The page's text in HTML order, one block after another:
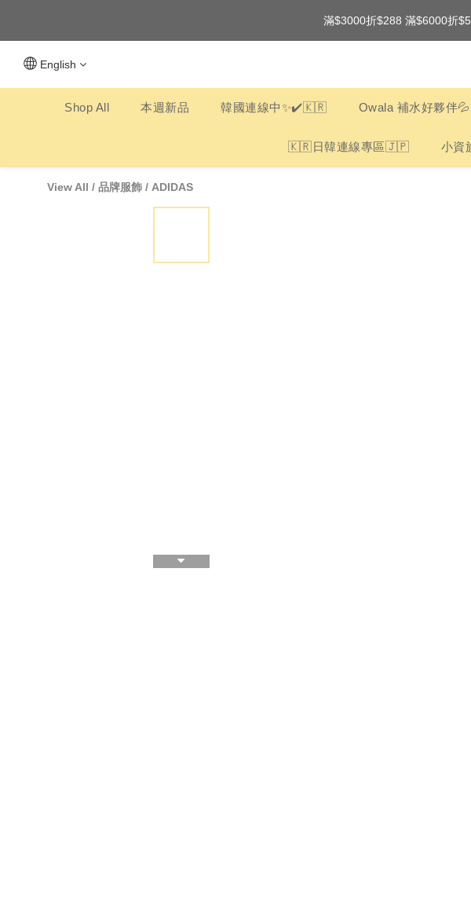
全
滿$3000折$288 滿$6000折
全
English
Shop All 本週新品 韓國連線中✨✔️🇰🇷 Owala 補水好夥伴💦
🇰🇷日韓連線專區🇯🇵 小資
View All / 品牌服飾 / ADIDAS